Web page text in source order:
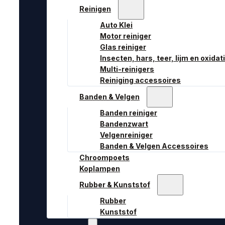
Reinigen
Auto Klei
Motor reiniger
Glas reiniger
Insecten, hars, teer, lijm en
Multi-reinigers
Reiniging accessoires
Banden & Velgen
Banden reiniger
Bandenzwart
Velgenreiniger
Banden & Velgen Accessoires
Chroompoets
Koplampen
Rubber & Kunststof
Rubber
Kunststof